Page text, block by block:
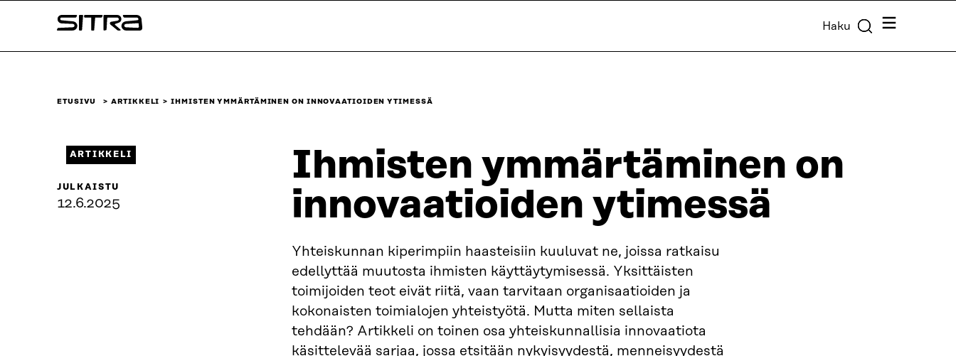
sisältöön
Sitra Haku Valikko
ETUSIVU ARTIKKELI IHMISTEN YMMÄRTÄMINEN ON INNOVAATIOIDEN YTIMESSÄ
Ihmisten ymmärtäminen on
innovaatioiden ytimessä
Yhteiskunnan kiperimpiin haasteisiin kuuluvat ne, joissa ratkaisu
edellyttää muutosta ihmisten käyttäytymisessä. Yksittäisten
toimijoiden teot eivät riitä, vaan tarvitaan organisaatioiden ja
kokonaisten toimialojen yhteistyötä. Mutta miten sellaista
tehdään? Artikkeli on toinen osa yhteiskunnallisia innovaatiota
käsittelevää sarjaa, jossa etsitään nykyisyydestä, menneisyydestä
ARTIKKELI
JULKAISTU
12.6.2025